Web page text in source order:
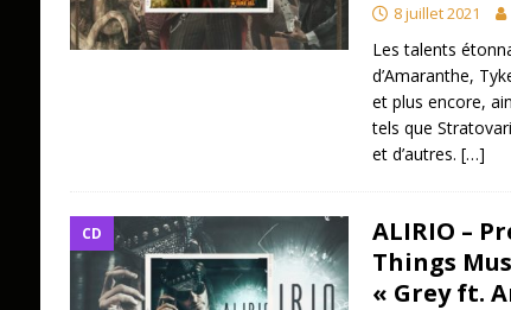
8 juillet 2021
Les talents
d’Amaranthe,
et plus encore,
tels que
et d’autres. […]
CD
ALIRIO –
Things
« Grey ft.